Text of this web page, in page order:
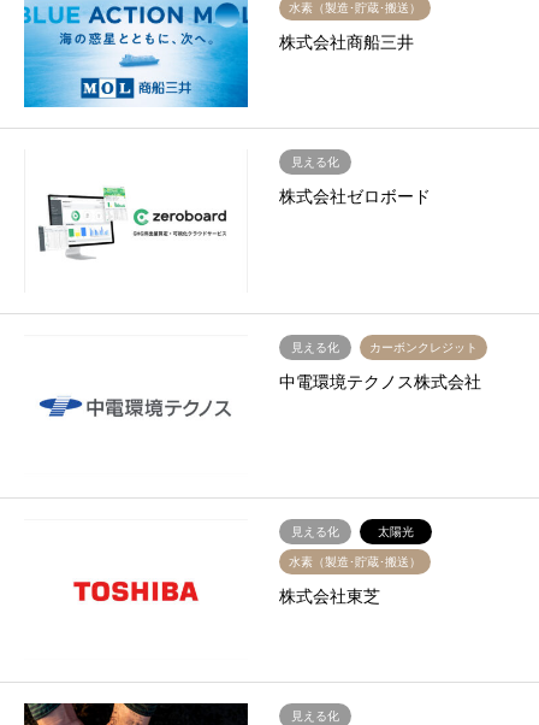
水素（製造･貯蔵･搬送）
株式会社商船三井
見える化
株式会社ゼロボード
見える化 カーボンクレジット
中電環境テクノス株式会社
見える化 太陽光
水素（製造･貯蔵･搬送）
株式会社東芝
見える化